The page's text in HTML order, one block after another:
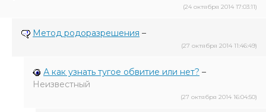
(24 октября 2014 17:03:11)
Метод родоразрешения –
(27 октября 2014 11:46:49)
А как узнать тугое обвитие или нет? –
Неизвестный
(27 октября 2014 16:04:50)